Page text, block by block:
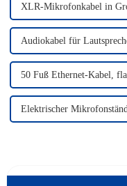
XLR-Mikrofonkabel in
Audiokabel für
50 Fuß Ethernet-Kabel,
Elektrischer